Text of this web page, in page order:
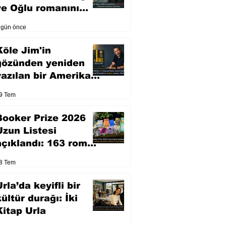
Oğlu romanını
önce
Jim'in
yeniden
bir Amerikan
Tem
Prize 2026
Listesi
163 roman
Tem
keyifli bir
durağı: İki
Urla